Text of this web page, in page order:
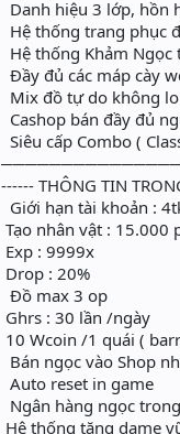
Danh hiệu 3 lớp, hồn
Hệ thống trang phục
Hệ thống Khảm Ngọc
Đầy đủ các máp cày
Mix đồ tự do không
Cashop bán đầy đủ
Siêu cấp Combo (
------ THÔNG TIN
Giới hạn tài khoản :
Tạo nhân vật : 15.000
Exp : 9999x
Drop : 20%
Đồ max 3 op
Ghrs : 30 lần /ngày
10 Wcoin /1 quái (
Bán ngọc vào Shop
Auto reset in game
Ngân hàng ngọc
Hệ thống tăng dame